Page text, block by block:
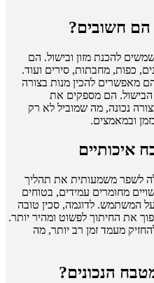
הם חשובים?
להכנת מזון ובישול. הם
כפות, מחבתות, סירים ועוד.
מאפשרים להכין מנות בצורה
הבישול. הם מספקים את
נכונה, מה שמוביל לא רק
ובמאמצים.
איכותיים
לשפר משמעותית את תהליך
מחומרים עמידים, בטוחים
המשתמש. לדוגמה, סכין טובה
את החיתוך לפשוט ומהיר יותר.
מעמד זמן רב יותר, מה
הנכונים?